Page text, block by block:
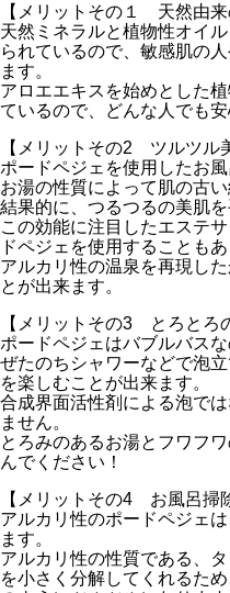
【メリットその１ 天然由来
天然ミネラルと植物性オイ
られているので、敏感肌の
ます。
アロエエキスを始めとした
ているので、どんな人でも
【メリットその2 ツルツル
ポードペジェを使用したお
お湯の性質によって肌の古
結果的に、つるつるの美肌
この効能に注目したエステ
ドペジェを使用することもあ
アルカリ性の温泉を再現し
とが出来ます。
【メリットその3 とろとろ
ポードペジェはバブルバス
ぜたのちシャワーなどで泡
を楽しむことが出来ます。
合成界面活性剤による泡で
ません。
とろみのあるお湯とフワフ
んでください！
【メリットその4 お風呂掃
アルカリ性のポードペジェ
ます。
アルカリ性の性質である、
を小さく分解してくれるた